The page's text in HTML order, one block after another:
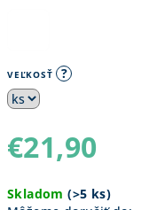
VEĽKOSŤ ?
€21,90
cena:
Skladom(>5 ks)